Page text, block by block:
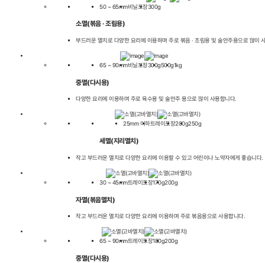
50 ~ 65mm비닐포장300g
소멸(볶음 · 조림용)
부드러운 멸치로 다양한 요리에 이용하며 주로 볶음 · 조림용 및 술안주용으로 많이
65 ~ 90mm비닐포장300g500g1kg
중멸(다시용)
다양한 요리에 이용하며 주로 육수용 및 술안주 용으로 많이 사용합니다.
25mm 이하트레이포장200g250g
세멸(지리멸치)
작고 부드러운 멸치로 다양한 요리에 이용할 수 있고 어린이나 노약자에게 좋습니다.
30 ~ 45mm트레이포장170g200g
자멸(볶음멸치)
작고 부드러운 멸치로 다양한 요리에 이용하며 주로 볶음용으로 사용합니다.
65 ~ 90mm트레이포장180g200g
중멸(다시용)